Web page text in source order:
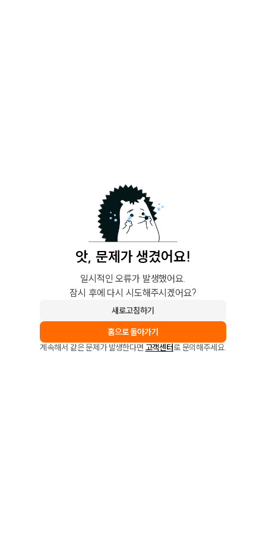
앗, 문제가 생겼어요!
일시적인 오류가 발생했어요.
잠시 후에 다시 시도해주시겠어요?
새로고침하기
홈으로 돌아가기
계속해서 같은 문제가 발생한다면 고객센터로 문의해주세요.